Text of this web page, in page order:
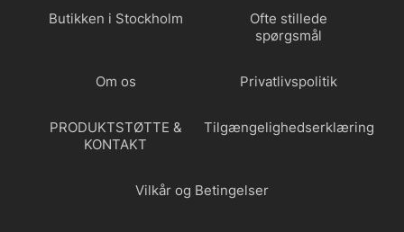
Butikken i Stockholm
Ofte stillede
spørgsmål
Om os Privatlivspolitik
PRODUKTSTØTTE &
KONTAKT
Tilgængelighedserklæring
Vilkår og Betingelser